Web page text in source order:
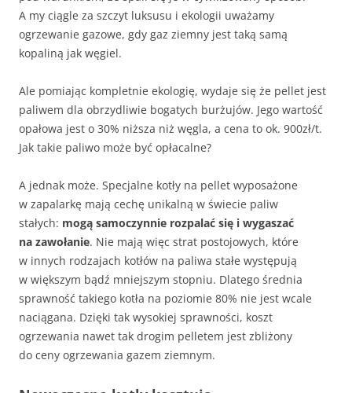
A my ciągle za szczyt luksusu i ekologii uważamy
ogrzewanie gazowe, gdy gaz ziemny jest taką samą
kopaliną jak węgiel.
Ale pomiając kompletnie ekologię, wydaje się że pellet jest
paliwem dla obrzydliwie bogatych burżujów. Jego wartość
opałowa jest o 30% niższa niż węgla, a cena to ok. 900zł/t.
Jak takie paliwo może być opłacalne?
A jednak może. Specjalne kotły na pellet wyposażone
w zapalarkę mają cechę unikalną w świecie paliw
stałych: mogą samoczynnie rozpalać się i wygaszać
na zawołanie. Nie mają więc strat postojowych, które
w innych rodzajach kotłów na paliwa stałe występują
w większym bądź mniejszym stopniu. Dlatego średnia
sprawność takiego kotła na poziomie 80% nie jest wcale
naciągana. Dzięki tak wysokiej sprawności, koszt
ogrzewania nawet tak drogim pelletem jest zbliżony
do ceny ogrzewania gazem ziemnym.